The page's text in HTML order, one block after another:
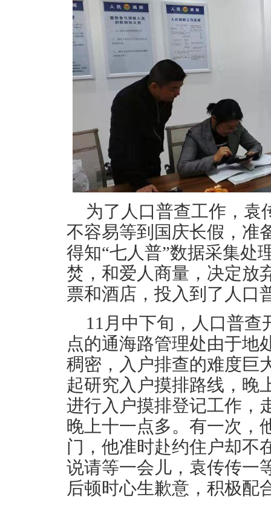
为了人口普查工作，袁
不容易等到国庆长假，准
得知“七人普”数据采集处
焚，和爱人商量，决定放
票和酒店，投入到了人口
11月中下旬，人口普
点的通海路管理处由于地
稠密，入户排查的难度巨
起研究入户摸排路线，晚
进行入户摸排登记工作，
晚上十一点多。有一次，
门，他准时赴约住户却不
说请等一会儿，袁传传一
后顿时心生歉意，积极配